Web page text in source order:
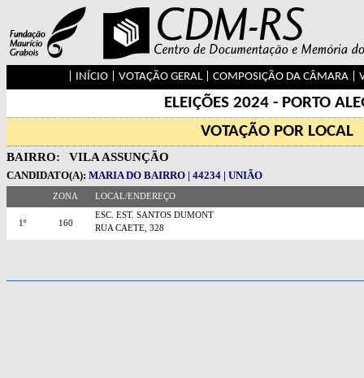
INÍCIO| VOTAÇÃO GERAL| COMPOSIÇÃO DA CÂMARA|
ELEIÇÕES 2024 - PORTO
VOTAÇÃO POR LOCAL
BAIRRO: VILA ASSUNÇÃO
CANDIDATO(A): MARIA DO BAIRRO | 44234 | UNIÃO
ZONA LOCAL/ENDEREÇO
1º 160
ESC. EST. SANTOS DUMONT
RUA CAETE, 328